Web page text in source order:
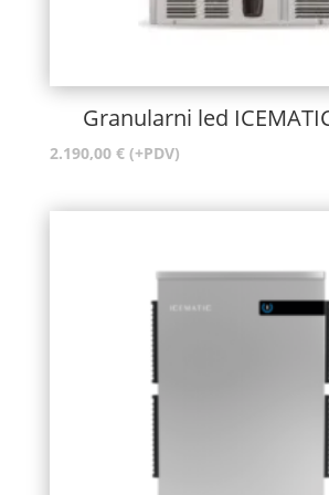
Granularni led
2.190,00 € (+PDV)